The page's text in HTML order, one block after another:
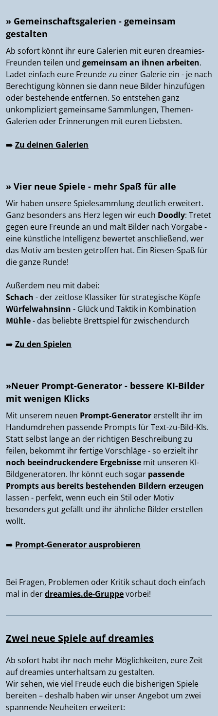
» Gemeinschaftsgalerien - gemeinsam
gestalten
Ab sofort könnt ihr eure Galerien mit euren dreamies-
Freunden teilen und gemeinsam an ihnen arbeiten.
Ladet einfach eure Freunde zu einer Galerie ein - je nach
Berechtigung können sie dann neue Bilder hinzufügen
oder bestehende entfernen. So entstehen ganz
unkompliziert gemeinsame Sammlungen, Themen-
Galerien oder Erinnerungen mit euren Liebsten.
➡️ Zu deinen Galerien
» Vier neue Spiele - mehr Spaß für alle
Wir haben unsere Spielesammlung deutlich erweitert.
Ganz besonders ans Herz legen wir euch Doodly: Tretet
gegen eure Freunde an und malt Bilder nach Vorgabe -
eine künstliche Intelligenz bewertet anschließend, wer
das Motiv am besten getroffen hat. Ein Riesen-Spaß für
die ganze Runde!
Außerdem neu mit dabei:
Schach - der zeitlose Klassiker für strategische Köpfe
Würfelwahnsinn - Glück und Taktik in Kombination
Mühle- das beliebte Brettspiel für zwischendurch
➡️ Zu den Spielen
»Neuer Prompt-Generator - bessere KI-Bilder
mit wenigen Klicks
Mit unserem neuen Prompt-Generator erstellt ihr im
Handumdrehen passende Prompts für Text-zu-Bild-KIs.
Statt selbst lange an der richtigen Beschreibung zu
feilen, bekommt ihr fertige Vorschläge - so erzielt ihr
noch beeindruckendere Ergebnisse mit unseren KI-
Bildgeneratoren. Ihr könnt euch sogar passende
Prompts aus bereits bestehenden Bildern erzeugen
lassen - perfekt, wenn euch ein Stil oder Motiv
besonders gut gefällt und ihr ähnliche Bilder erstellen
wollt.
➡️ Prompt-Generator ausprobieren
Bei Fragen, Problemen oder Kritik schaut doch einfach
mal in derdreamies.de-Gruppevorbei!
Zwei neue Spiele auf dreamies
Ab sofort habt ihr noch mehr Möglichkeiten, eure Zeit
auf dreamies unterhaltsam zu gestalten.
Wir sehen, wie viel Freude euch die bisherigen Spiele
bereiten – deshalb haben wir unser Angebot um zwei
spannende Neuheiten erweitert: